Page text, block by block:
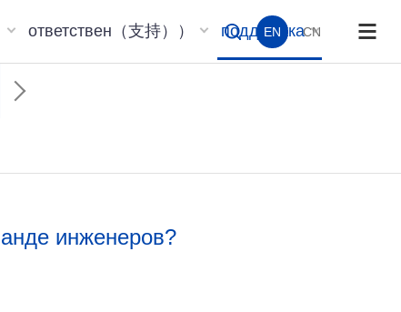
ответствен（支持）） поддержка
EN CN
инженеров?